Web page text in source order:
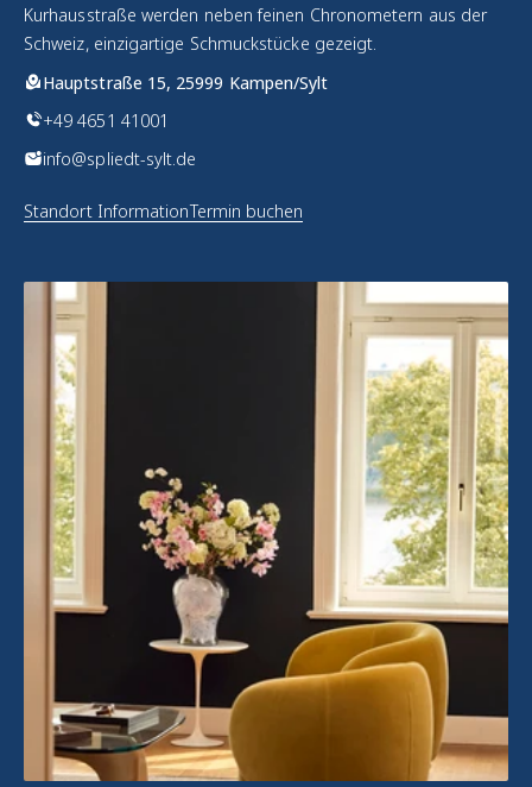
Kurhausstraße werden neben feinen Chronometern aus der
Schweiz, einzigartige Schmuckstücke gezeigt.
Hauptstraße 15, 25999 Kampen/Sylt
+49 4651 41001
info@spliedt-sylt.de
Standort InformationTermin buchen